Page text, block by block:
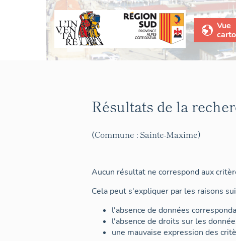
Vue
Résultats de la
(Commune : Sainte-Maxime)
Aucun résultat ne correspond aux
Cela peut s'expliquer par les raisons
l'absence de données
l'absence de droits sur les
une mauvaise expression des